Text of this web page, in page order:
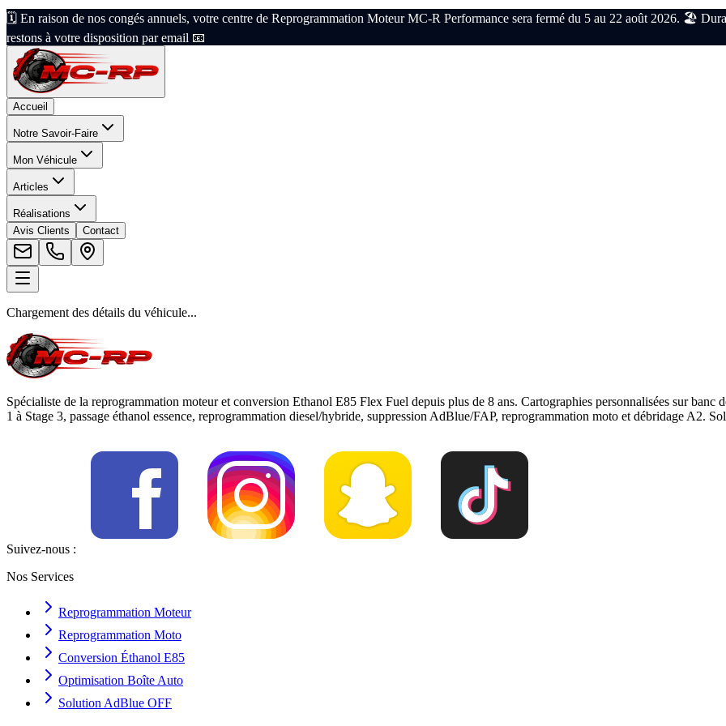
🗓️ En raison de nos congés annuels, votre centre de Reprogrammation Moteur MC-R Performance sera fermé du 5 au 22 août 2026. 🏖️
restons à votre disposition par email 📧
Accueil
Notre Savoir-Faire
Mon Véhicule
Articles
Réalisations
Avis Clients
Contact
Chargement des détails du véhicule...
Spécialiste de la reprogrammation moteur et conversion Ethanol E85 Flex Fuel depuis plus de 8 ans. Cartographies personnalisées sur
1 à Stage 3, passage éthanol essence, reprogrammation diesel/hybride, suppression AdBlue/FAP, reprogrammation moto et débridage A2.
Suivez-nous :
Nos Services
Reprogrammation Moteur
Reprogrammation Moto
Conversion Éthanol E85
Optimisation Boîte Auto
Solution AdBlue OFF